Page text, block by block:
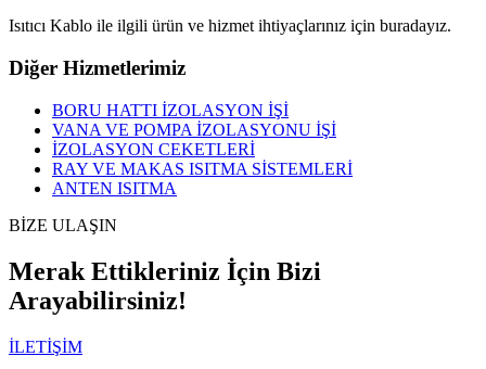
Isıtıcı Kablo ile ilgili ürün ve hizmet ihtiyaçlarınız için buradayız.
Diğer Hizmetlerimiz
BORU HATTI İZOLASYON İŞİ
VANA VE POMPA İZOLASYONU İŞİ
İZOLASYON CEKETLERİ
RAY VE MAKAS ISITMA SİSTEMLERİ
ANTEN ISITMA
BİZE ULAŞIN
Merak Ettikleriniz İçin Bizi
Arayabilirsiniz!
İLETİŞİM